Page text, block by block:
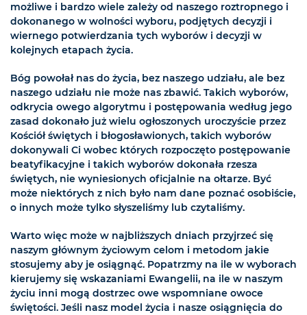
możliwe i bardzo wiele zależy od naszego roztropnego i
dokonanego w wolności wyboru, podjętych decyzji i
wiernego potwierdzania tych wyborów i decyzji w
kolejnych etapach życia.
Bóg powołał nas do życia, bez naszego udziału, ale bez
naszego udziału nie może nas zbawić. Takich wyborów,
odkrycia owego algorytmu i postępowania według jego
zasad dokonało już wielu ogłoszonych uroczyście przez
Kościół świętych i błogosławionych, takich wyborów
dokonywali Ci wobec których rozpoczęto postępowanie
beatyfikacyjne i takich wyborów dokonała rzesza
świętych, nie wyniesionych oficjalnie na ołtarze. Być
może niektórych z nich było nam dane poznać osobiście,
o innych może tylko słyszeliśmy lub czytaliśmy.
Warto więc może w najbliższych dniach przyjrzeć się
naszym głównym życiowym celom i metodom jakie
stosujemy aby je osiągnąć. Popatrzmy na ile w wyborach
kierujemy się wskazaniami Ewangelii, na ile w naszym
życiu inni mogą dostrzec owe wspomniane owoce
świętości. Jeśli nasz model życia i nasze osiągnięcia do